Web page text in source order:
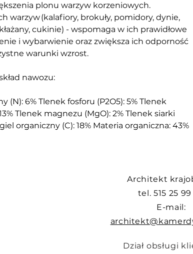
plonu warzyw korzeniowych.
warzyw (kalafiory, brokuły, pomidory, dynie,
cukinie) - wspomaga w ich prawidłowe
i wybarwienie oraz zwiększa ich odporność
warunki wzrost.
nawozu:
(N): 6% Tlenek fosforu (P2O5): 5% Tlenek
Tlenek magnezu (MgO): 2% Tlenek siarki
organiczny (C): 18% Materia organiczna: 43%
Architekt
tel. 515 25
E-mail:
Dział obsługi